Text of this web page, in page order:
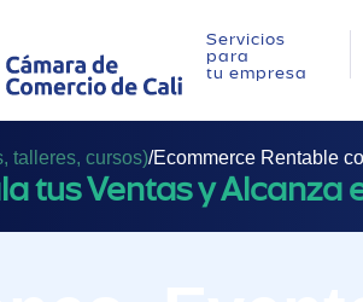
Servicios
para
tu empresa
talleres, cursos)/Ecommerce Rentable
tus Ventas y Alcanza